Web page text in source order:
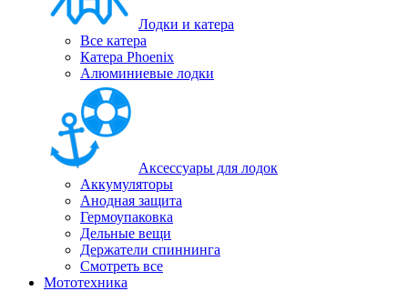
Лодки и катера
Все катера
Катера Phoenix
Алюминиевые лодки
Аксессуары для лодок
Аккумуляторы
Анодная защита
Гермоупаковка
Дельные вещи
Держатели спиннинга
Смотреть все
Мототехника